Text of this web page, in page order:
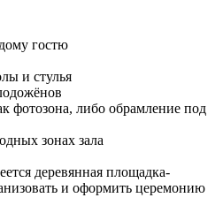
гостю
и стулья
фотозона, либо обрамление под
зонах зала
деревянная площадка-
и оформить церемонию